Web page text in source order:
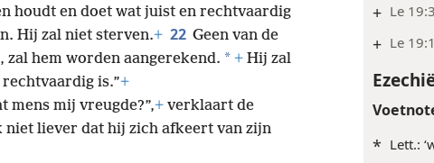
+ Le
+ Le
* Lett.:
houdt en doet wat juist en rechtvaardig
Hij zal niet sterven.+ 22 Geen van de
hem worden aangerekend. * + Hij zal
is.”+
mens mij vreugde?”,+ verklaart de
niet liever dat hij zich afkeert van zijn